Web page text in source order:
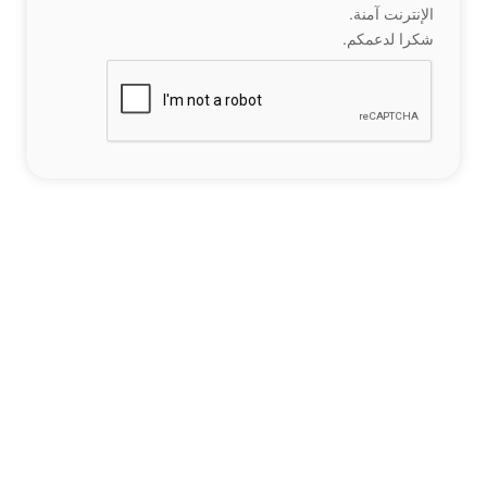
الإنترنت آمنة.
شكرا لدعمكم.